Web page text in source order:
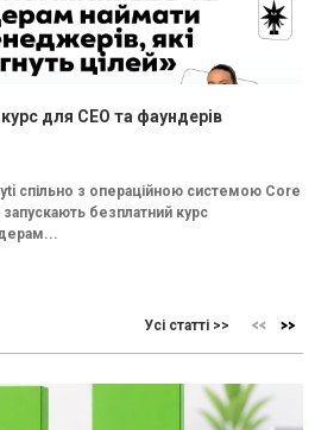
для CEO та фаундерів
спільно з операційною системою Core
безплатний курс
Усі статті >>